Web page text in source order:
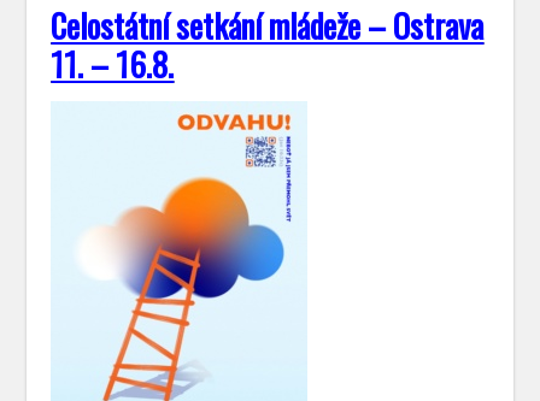
Celostátní setkání mládeže – Ostrava
11. – 16.8.